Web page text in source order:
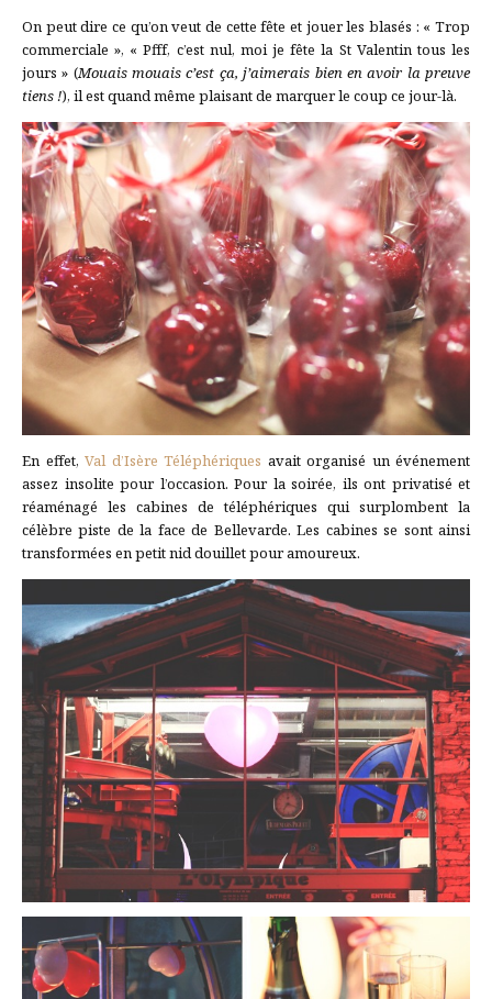
On peut dire ce qu’on veut de cette fête et jouer les blasés : « Trop
commerciale », « Pfff, c’est nul, moi je fête la St Valentin tous les
jours » (Mouais mouais c’est ça, j’aimerais bien en avoir la preuve
tiens !), il est quand même plaisant de marquer le coup ce jour-là.
En effet, Val d’Isère Téléphériques avait organisé un événement
assez insolite pour l’occasion. Pour la soirée, ils ont privatisé et
réaménagé les cabines de téléphériques qui surplombent la
célèbre piste de la face de Bellevarde. Les cabines se sont ainsi
transformées en petit nid douillet pour amoureux.